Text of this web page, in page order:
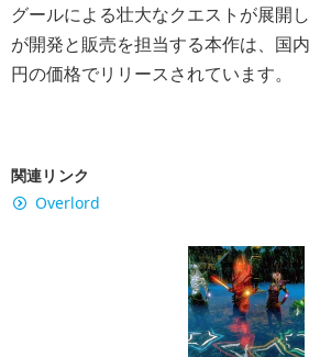
グールによる壮大なクエストが展開
が開発と販売を担当する本作は、国
円の価格でリリースされています。
関連リンク
Overlord